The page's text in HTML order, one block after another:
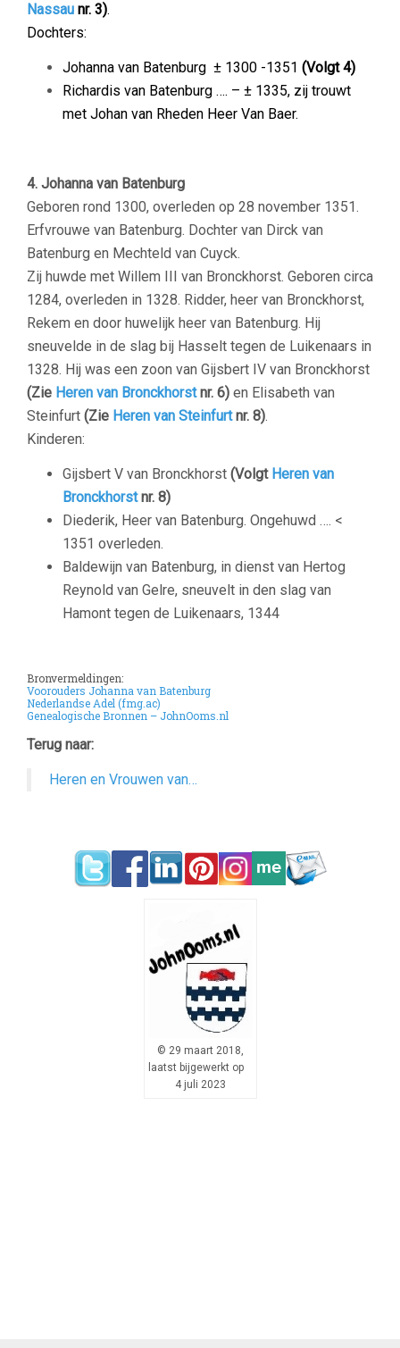
Nassau nr. 3).
Dochters:
Johanna van Batenburg ± 1300 -1351 (Volgt 4)
Richardis van Batenburg …. – ± 1335, zij trouwt
met Johan van Rheden Heer Van Baer.
4. Johanna van Batenburg
Geboren rond 1300, overleden op 28 november 1351.
Erfvrouwe van Batenburg. Dochter van Dirck van
Batenburg en Mechteld van Cuyck.
Zij huwde met Willem III van Bronckhorst. Geboren circa
1284, overleden in 1328. Ridder, heer van Bronckhorst,
Rekem en door huwelijk heer van Batenburg. Hij
sneuvelde in de slag bij Hasselt tegen de Luikenaars in
1328. Hij was een zoon van Gijsbert IV van Bronckhorst
(Zie Heren van Bronckhorstnr. 6) en Elisabeth van
Steinfurt (Zie Heren van Steinfurtnr. 8).
Kinderen:
Gijsbert V van Bronckhorst (Volgt Heren van
Bronckhorstnr. 8)
Diederik, Heer van Batenburg. Ongehuwd …. <
1351 overleden.
Baldewijn van Batenburg, in dienst van Hertog
Reynold van Gelre, sneuvelt in den slag van
Hamont tegen de Luikenaars, 1344
Bronvermeldingen:
Voorouders Johanna van Batenburg
Nederlandse Adel (fmg.ac)
Genealogische Bronnen – JohnOoms.nl
Terug naar:
Heren en Vrouwen van…
© 29 maart 2018,
laatst bijgewerkt op
4 juli 2023